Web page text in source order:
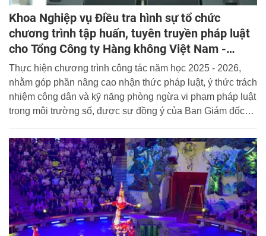
Khoa Nghiệp vụ Điều tra hình sự tổ chức
chương trình tập huấn, tuyên truyền pháp luật
cho Tổng Công ty Hàng không Việt Nam -
Vietnam Airlines
Thực hiện chương trình công tác năm học 2025 - 2026,
nhằm góp phần nâng cao nhận thức pháp luật, ý thức trách
nhiệm công dân và kỹ năng phòng ngừa vi phạm pháp luật
trong môi trường số, được sự đồng ý của Ban Giám đốc
sự đã phối hợp với Tổng Công ty Hàng không Việt Nam tổ
chức chuỗi các chuyên đề của Chương trình tuyên truyền
pháp luật với chủ đề: “Để pháp luật đi vào cuộc sống của
mỗi chúng ta”.